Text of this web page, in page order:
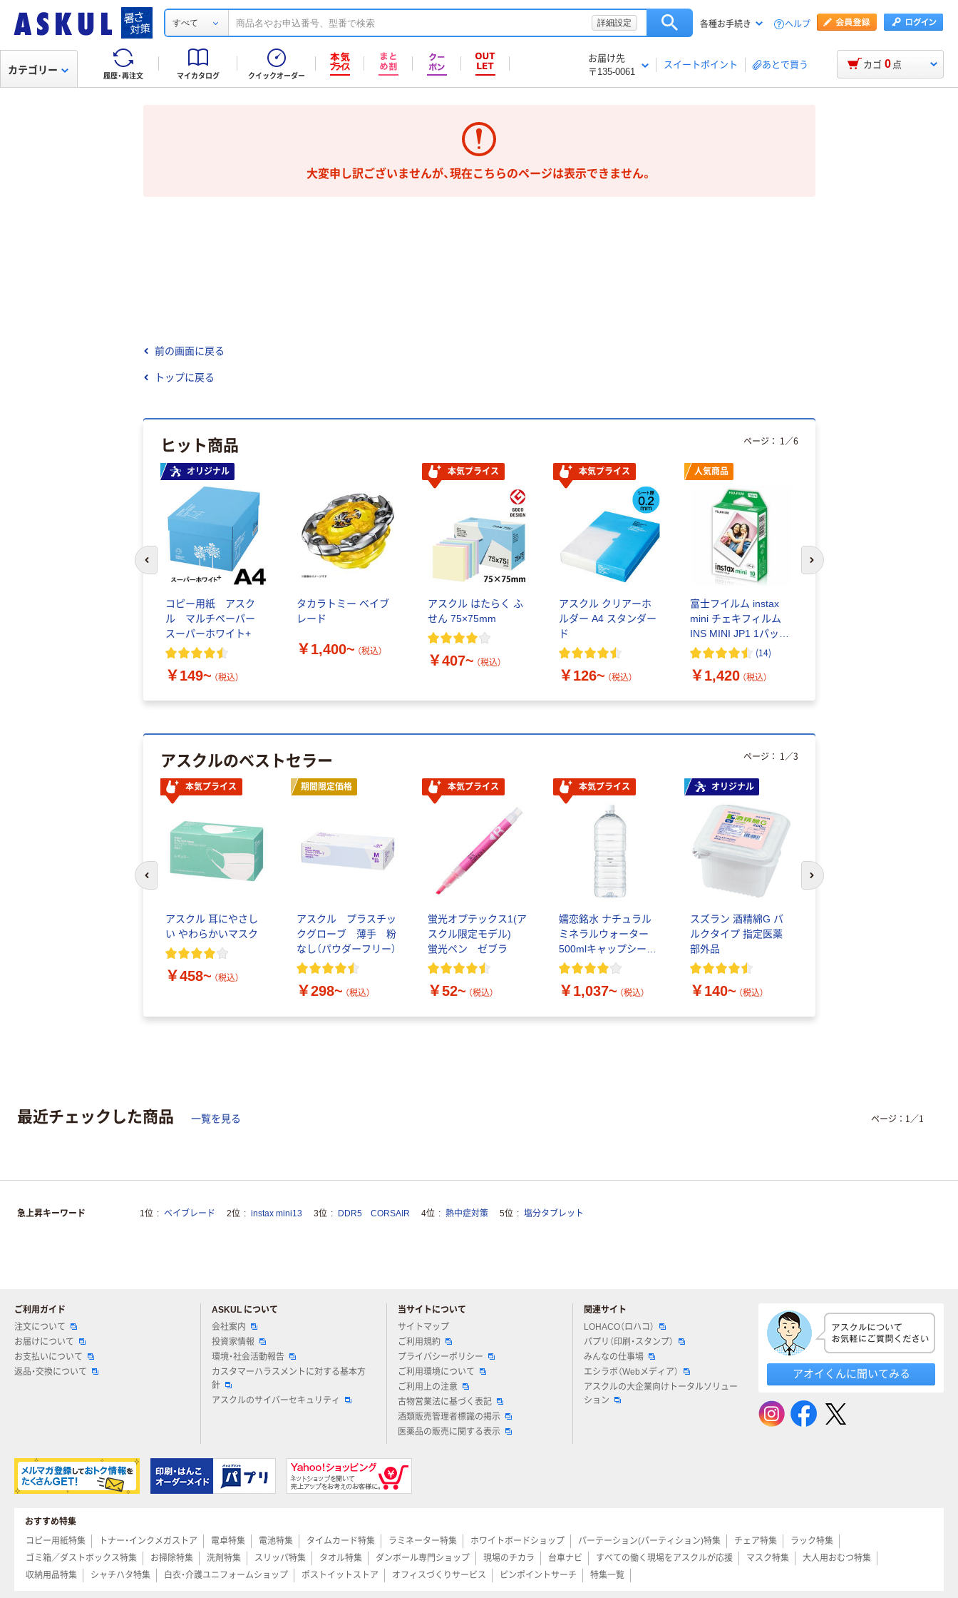
すべて 詳細設定 各種お手続き ヘルプ
履歴・再注文 マイカタログ クイックオーダー
お届け先
〒135-0061
スイートポイント あとで買う
カテゴリー カゴ 0 点
大変申し訳ございませんが、現在こちらのページは表示できません。
前の画面に戻る
トップに戻る
ヒット商品
オリジナル
コピー用紙 アスク
ル マルチペーパー
スーパーホワイト+
￥149~ （税込）
タカラトミー ベイブ
レード
￥1,400~ （税込）
本気プライス
アスクル はたらく ふ
せん 75×75mm
￥407~ （税込）
本気プライス
アスクル クリアーホ
ルダー A4 スタンダー
ド
￥126~ （税込）
人気商品
富士フイルム instax
mini チェキフィルム
INS MINI JP1 1パック
（10枚入り）
(14)
￥1,420 （税込）
ページ： 1 ／6
前のスライドへ 次のスライドへ
アスクルのベストセラー
本気プライス
アスクル 耳にやさし
い やわらかいマスク
￥458~ （税込）
期間限定価格
アスクル プラスチッ
クグローブ 薄手 粉
なし（パウダーフリー）
￥298~ （税込）
本気プライス
蛍光オプテックス1(ア
スクル限定モデル)
蛍光ペン ゼブラ
￥52~ （税込）
本気プライス
嬬恋銘水 ナチュラル
ミネラルウォーター
500mlキャップシール
付き／2Lラベルレス
￥1,037~ （税込）
オリジナル
スズラン 酒精綿G バ
ルクタイプ 指定医薬
部外品
￥140~ （税込）
ページ： 1 ／3
次のスライドへ
最近チェックした商品 一覧を見る ページ： 1 ／1
急上昇キーワード 1位 ベイブレード 2位 instax mini13 3位 DDR5 CORSAIR 4位 熱中症対策 5位 塩分タブレット
ご利用ガイド
注文について
お届けについて
お支払いについて
返品・交換について
ASKUL について
会社案内
投資家情報
環境・社会活動報告
カスタマーハラスメントに対する基本方
針
アスクルのサイバーセキュリティ
当サイトについて
サイトマップ
ご利用規約
プライバシーポリシー
ご利用環境について
ご利用上の注意
古物営業法に基づく表記
酒類販売管理者標識の掲示
医薬品の販売に関する表示
関連サイト
LOHACO（ロハコ）
パプリ（印刷・スタンプ）
みんなの仕事場
エシラボ（Webメディア）
アスクルの大企業向けトータルソリュー
ション
アオイくんに聞いてみる
おすすめ特集
コピー用紙特集
トナー・インクメガストア 電卓特集 電池特集 タイムカード特集 ラミネーター特集 ホワイトボードショップ パーテーション(パーティション)特集 チェア特集
ラック特集
ゴミ箱／ダストボックス特集
お掃除特集 洗剤特集 スリッパ特集 タオル特集 ダンボール専門ショップ 現場のチカラ 台車ナビ すべての働く現場をアスクルが応援 マスク特集
大人用おむつ特集
収納用品特集
シャチハタ特集 白衣・介護ユニフォームショップ ポストイットストア オフィスづくりサービス ピンポイントサーチ 特集一覧